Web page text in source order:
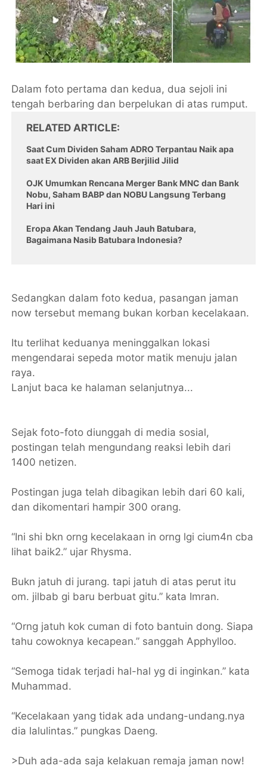
Dalam foto pertama dan kedua, dua sejoli ini
tengah berbaring dan berpelukan di atas rumput.
RELATED ARTICLE
Saat Cum Dividen Saham ADRO Terpantau Naik apa
saat EX Dividen akan ARB Berjilid Jilid
OJK Umumkan Rencana Merger Bank MNC dan Bank
Nobu, Saham BABP dan NOBU Langsung Terbang
Hari ini
Eropa Akan Tendang Jauh Jauh Batubara,
Bagaimana Nasib Batubara Indonesia?
Sedangkan dalam foto kedua, pasangan jaman
now tersebut memang bukan korban kecelakaan.
Itu terlihat keduanya meninggalkan lokasi
mengendarai sepeda motor matik menuju jalan
raya.
Lanjut baca ke halaman selanjutnya...
Sejak foto-foto diunggah di media sosial,
postingan telah mengundang reaksi lebih dari
1400 netizen.
Postingan juga telah dibagikan lebih dari 60 kali,
dan dikomentari hampir 300 orang.
“Ini shi bkn orng kecelakaan in orng lgi cium4n cba
lihat baik2.” ujar Rhysma.
Bukn jatuh di jurang. tapi jatuh di atas perut itu
om. jilbab gi baru berbuat gitu.” kata Imran.
“Orng jatuh kok cuman di foto bantuin dong. Siapa
tahu cowoknya kecapean.” sanggah Apphylloo.
“Semoga tidak terjadi hal-hal yg di inginkan.” kata
Muhammad.
“Kecelakaan yang tidak ada undang-undang.nya
dia lalulintas.” pungkas Daeng.
>Duh ada-ada saja kelakuan remaja jaman now!